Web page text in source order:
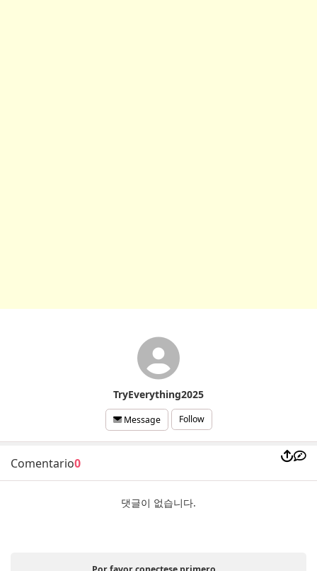
TryEverything2025
Message Follow
Comentario0
댓글이 없습니다.